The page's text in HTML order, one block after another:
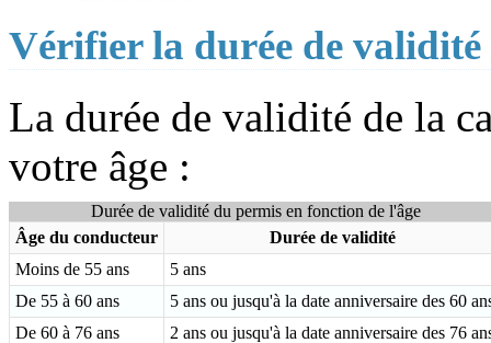
Vérifier la durée de
La durée de validité de la
votre âge :
Durée de validité du permis en fonction de l'âge
Âge du conducteur
Durée de validité
Moins de 55 ans
5 ans
De 55 à 60 ans
5 ans ou jusqu'à la date anniversaire des 60
De 60 à 76 ans
2 ans ou jusqu'à la date anniversaire des 76